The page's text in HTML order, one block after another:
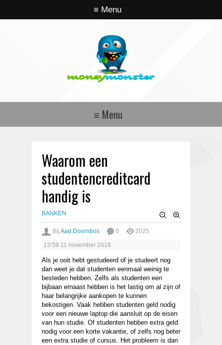
Waarom een
studentencreditcard
handig is
BANKEN
Bij Aad Doornbos 0
2025
13:59 11 november 2016
Als je ooit hebt gestudeerd of je studeert nog
dan weet je dat studenten eenmaal weinig te
besteden hebben. Zelfs als studenten een
bijbaan ernaast hebben is het lastig om al zijn of
haar belangrijke aankopen te kunnen
bekostigen. Vaak hebben studenten geld nodig
voor een nieuwe laptop die aansluit op de eisen
van hun studie. Of studenten hebben extra geld
nodig voor een korte vakantie, of zelfs nog beter
een extra studie of cursus. Het probleem is dan